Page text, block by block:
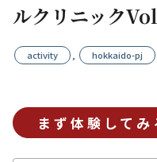
ルクリニック
activity hokkaido-pj
まず体験してみ